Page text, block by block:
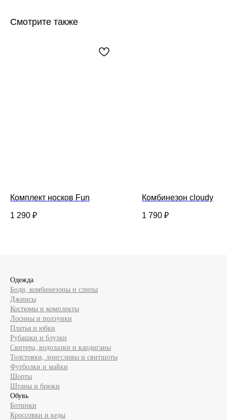
Смотрите также
Комплект носков Fun
1 290 ₽
Комбинезон cloudy
1 790 ₽
Одежда
Боди, комбинезоны и слипы
Джинсы
Костюмы и комплекты
Лосины и ползунки
Платья и юбки
Рубашки и блузки
Свитера, водолазки и кардиганы
Толстовки, лонгсливы и свитшоты
Футболки и майки
Шорты
Штаны и брюки
Обувь
Ботинки
Кроссовки и кеды